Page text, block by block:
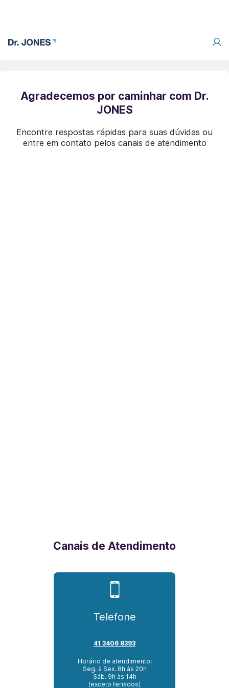
Agradecemos por caminhar com Dr.
JONES
Encontre respostas rápidas para suas dúvidas ou
entre em contato pelos canais de atendimento
Canais de Atendimento
Telefone
41 3406 8393
Horário de atendimento:
Seg. à Sex. 8h às 20h
Sáb. 9h às 14h
(exceto feriados)